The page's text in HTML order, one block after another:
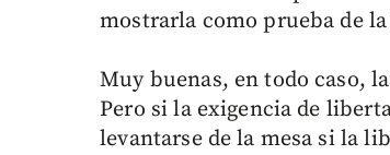
mostrarla como prueba de
Muy buenas, en todo caso,
Pero si la exigencia de
levantarse de la mesa si la